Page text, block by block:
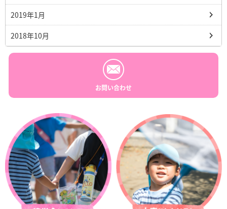
2019年1月
2018年10月
お問い合わせ